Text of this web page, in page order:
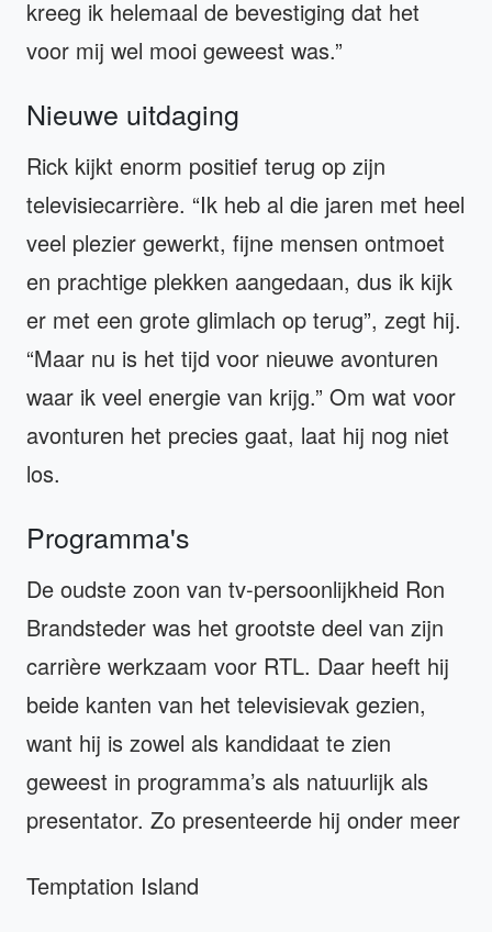
kreeg ik helemaal de bevestiging dat het
voor mij wel mooi geweest was.”
Nieuwe uitdaging
Rick kijkt enorm positief terug op zijn
televisiecarrière. “Ik heb al die jaren met heel
veel plezier gewerkt, fijne mensen ontmoet
en prachtige plekken aangedaan, dus ik kijk
er met een grote glimlach op terug”, zegt hij.
“Maar nu is het tijd voor nieuwe avonturen
waar ik veel energie van krijg.” Om wat voor
avonturen het precies gaat, laat hij nog niet
los.
Programma's
De oudste zoon van tv-persoonlijkheid Ron
Brandsteder was het grootste deel van zijn
carrière werkzaam voor RTL. Daar heeft hij
beide kanten van het televisievak gezien,
want hij is zowel als kandidaat te zien
geweest in programma’s als natuurlijk als
presentator. Zo presenteerde hij onder meer
Temptation Island